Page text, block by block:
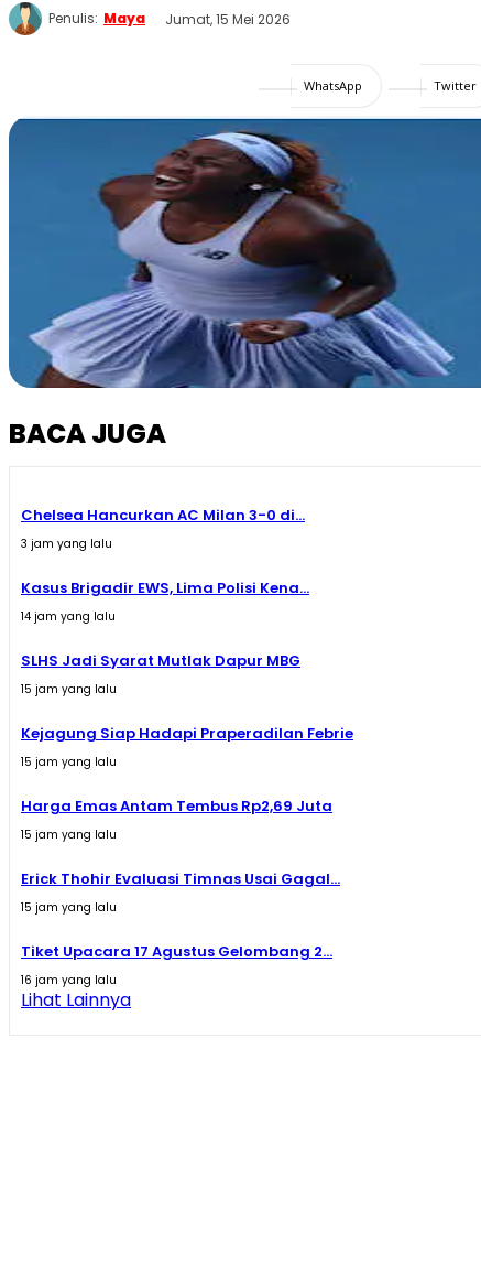
Penulis: Maya Jumat, 15 Mei 2026
WhatsApp Twitter
BACA JUGA
Chelsea Hancurkan AC Milan 3-0 di...
3 jam yang lalu
Kasus Brigadir EWS, Lima Polisi Kena...
14 jam yang lalu
SLHS Jadi Syarat Mutlak Dapur MBG
15 jam yang lalu
Kejagung Siap Hadapi Praperadilan Febrie
15 jam yang lalu
Harga Emas Antam Tembus Rp2,69 Juta
15 jam yang lalu
Erick Thohir Evaluasi Timnas Usai Gagal...
15 jam yang lalu
Tiket Upacara 17 Agustus Gelombang 2...
16 jam yang lalu
Lihat Lainnya